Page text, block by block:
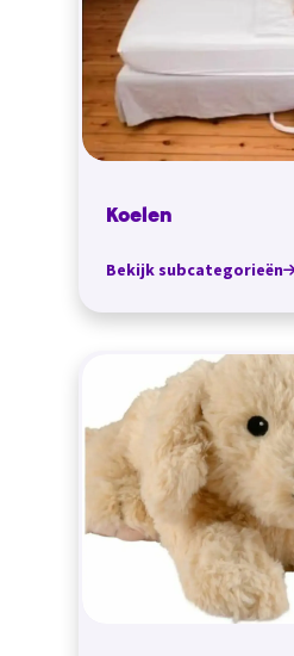
Koelen
Bekijk subcategorieën